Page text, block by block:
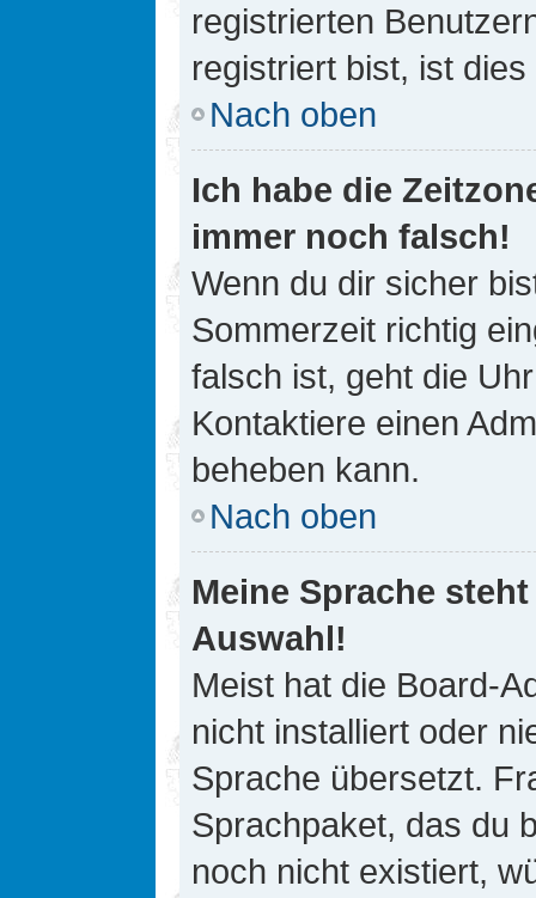
registrierten
registriert bist, ist
Nach oben
Ich habe die
immer noch falsch!
Wenn du dir sicher
Sommerzeit richtig
falsch ist, geht die
Kontaktiere einen
beheben kann.
Nach oben
Meine Sprache
Auswahl!
Meist hat die Board-
nicht installiert oder
Sprache übersetzt.
Sprachpaket, das du
noch nicht existiert,